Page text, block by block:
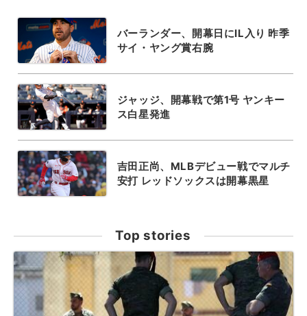
バーランダー、開幕日にIL入り 昨季
サイ・ヤング賞右腕
ジャッジ、開幕戦で第1号 ヤンキー
ス白星発進
吉田正尚、MLBデビュー戦でマルチ
安打 レッドソックスは開幕黒星
Top stories